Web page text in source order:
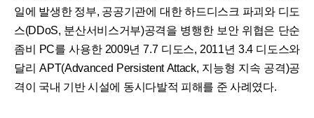
일에 발생한 정부, 공공기관에 대한 하드디스크 파괴와 디도
스(DDoS, 분산서비스거부)공격을 병행한 보안 위협은 단순
좀비 PC를 사용한 2009년 7.7 디도스, 2011년 3.4 디도스와
달리 APT(Advanced Persistent Attack, 지능형 지속 공격)공
격이 국내 기반 시설에 동시다발적 피해를 준 사례였다.